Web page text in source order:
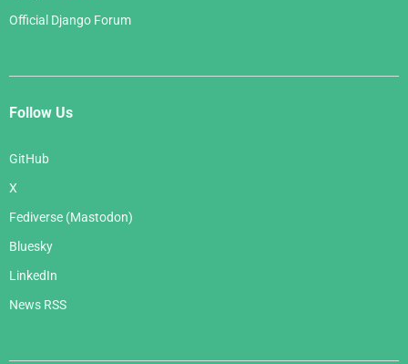
Official Django Forum
Follow Us
GitHub
X
Fediverse (Mastodon)
Bluesky
LinkedIn
News RSS